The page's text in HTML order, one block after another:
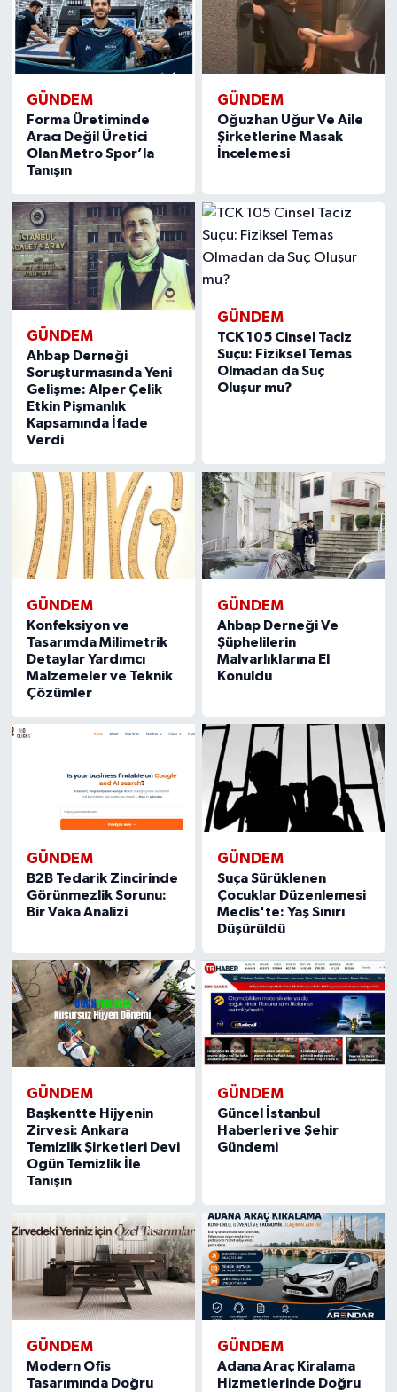
GÜNDEM
Forma Üretiminde
Aracı Değil Üretici
Olan Metro Spor’la
Tanışın
GÜNDEM
Oğuzhan Uğur Ve Aile
Şirketlerine Masak
İncelemesi
GÜNDEM
Ahbap Derneği
Soruşturmasında Yeni
Gelişme: Alper Çelik
Etkin Pişmanlık
Kapsamında İfade
Verdi
GÜNDEM
TCK 105 Cinsel Taciz
Suçu: Fiziksel Temas
Olmadan da Suç
Oluşur mu?
GÜNDEM
Konfeksiyon ve
Tasarımda Milimetrik
Detaylar Yardımcı
Malzemeler ve Teknik
Çözümler
GÜNDEM
Ahbap Derneği Ve
Şüphelilerin
Malvarlıklarına El
Konuldu
GÜNDEM
B2B Tedarik Zincirinde
Görünmezlik Sorunu:
Bir Vaka Analizi
GÜNDEM
Suça Sürüklenen
Çocuklar Düzenlemesi
Meclis'te: Yaş Sınırı
Düşürüldü
GÜNDEM
Başkentte Hijyenin
Zirvesi: Ankara
Temizlik Şirketleri Devi
Ogün Temizlik İle
Tanışın
GÜNDEM
Güncel İstanbul
Haberleri ve Şehir
Gündemi
GÜNDEM
Modern Ofis
Tasarımında Doğru
GÜNDEM
Adana Araç Kiralama
Hizmetlerinde Doğru